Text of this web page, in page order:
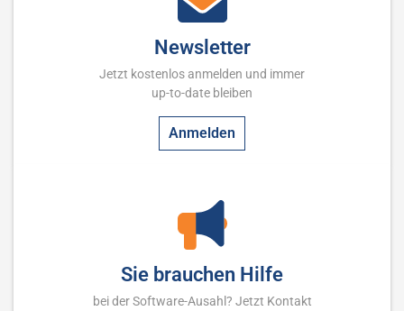
Newsletter
Jetzt kostenlos anmelden und immer
up-to-date bleiben
Anmelden
Sie brauchen Hilfe
bei der Software-Ausahl? Jetzt Kontakt